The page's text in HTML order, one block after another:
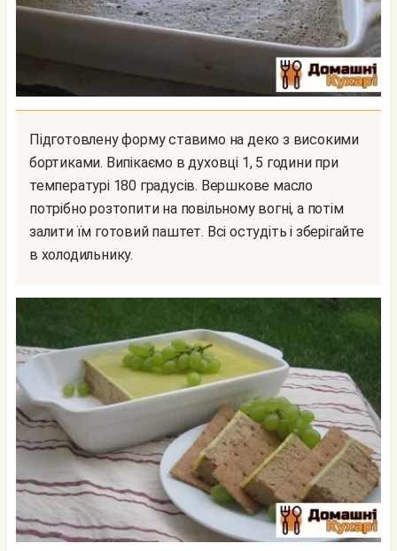
Підготовлену форму ставимо на деко з високими
бортиками. Випікаємо в духовці 1, 5 години при
температурі 180 градусів. Вершкове масло
потрібно розтопити на повільному вогні, а потім
залити їм готовий паштет. Всі остудіть і зберігайте
в холодильнику.